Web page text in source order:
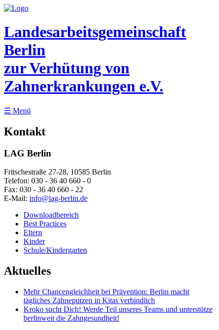
Landesarbeitsgemeinschaft
Berlin
zur Verhütung von
Zahnerkrankungen e.V.
☰ Menü
Kontakt
LAG Berlin
Fritschestraße 27-28, 10585 Berlin
Telefon: 030 - 36 40 660 - 0
Fax: 030 - 36 40 660 - 22
E-Mail: info@lag-berlin.de
Downloadbereich
Best Practices
Eltern
Kinder
Schule/Kindergarten
Aktuelles
Mehr Chancengleichheit bei Prävention: Berlin macht
tägliches Zähneputzen in Kitas verbindlich
Kroko sucht Dich! Werde Teil unseres Teams und unterstütze
berlinweit die Zahngesundheit!